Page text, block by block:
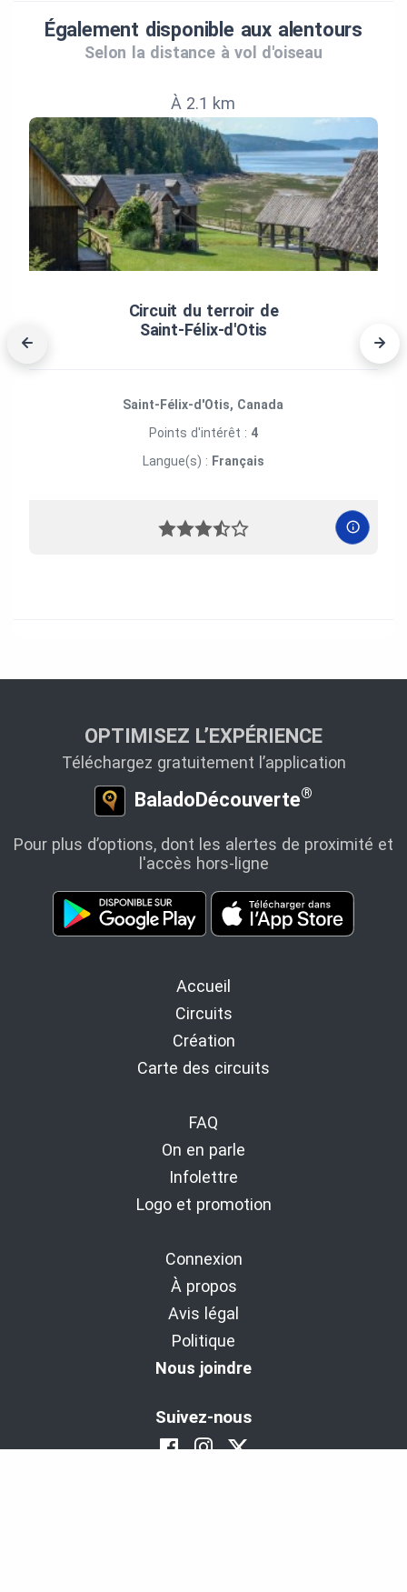
Également disponible aux alentours
Selon la distance à vol d'oiseau
À 2.1 km
Circuit du terroir de
Saint‑Félix‑d'Otis
Saint-Félix-d'Otis, Canada
Points d'intérêt : 4
Langue(s) : Français
OPTIMISEZ L’EXPÉRIENCE
Téléchargez gratuitement l’application
BaladoDécouverte®
Pour plus d’options, dont les alertes de proximité et
l'accès hors-ligne
Accueil
Circuits
Création
Carte des circuits
FAQ
On en parle
Infolettre
Logo et promotion
Connexion
À propos
Avis légal
Politique
Nous joindre
Suivez-nous